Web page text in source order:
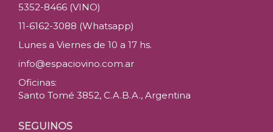
5352-8466 (VINO)
11-6162-3088 (Whatsapp)
Lunes a Viernes de 10 a 17 hs.
info@espaciovino.com.ar
Oficinas:
Santo Tomé 3852, C.A.B.A., Argentina
SEGUINOS